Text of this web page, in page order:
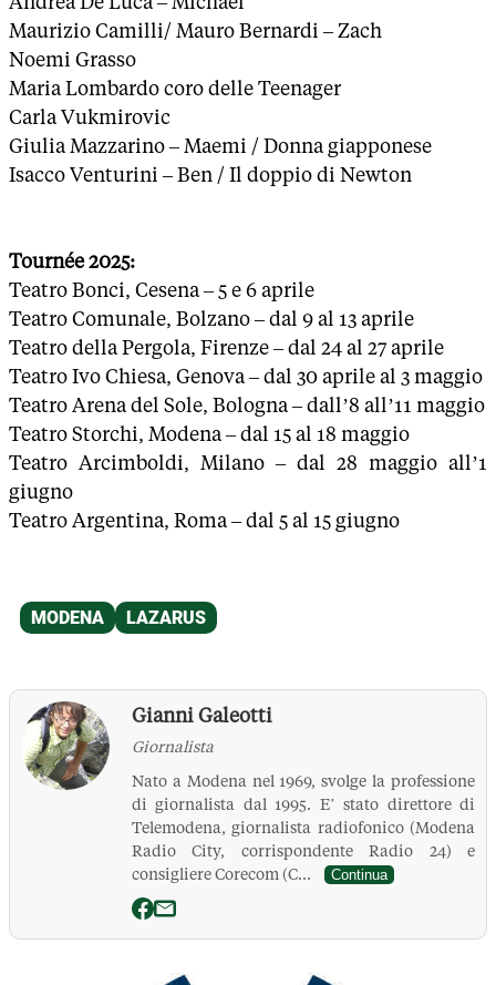
Maurizio Camilli/ Mauro Bernardi – Zach
Noemi Grasso
Maria Lombardo coro delle Teenager
Carla Vukmirovic
Giulia Mazzarino – Maemi / Donna giapponese
Isacco Venturini – Ben / Il doppio di Newton
Tournée 2025:
Teatro Bonci, Cesena – 5 e 6 aprile
Teatro Comunale, Bolzano – dal 9 al 13 aprile
Teatro della Pergola, Firenze – dal 24 al 27 aprile
Teatro Ivo Chiesa, Genova – dal 30 aprile al 3 maggio
Teatro Arena del Sole, Bologna – dall’8 all’11 maggio
Teatro Storchi, Modena – dal 15 al 18 maggio
Teatro Arcimboldi, Milano – dal 28 maggio all’1
giugno
Teatro Argentina, Roma – dal 5 al 15 giugno
Gianni Galeotti
Giornalista
Nato a Modena nel 1969, svolge la professione
di giornalista dal 1995. E’ stato direttore di
Telemodena, giornalista radiofonico (Modena
Radio City, corrispondente Radio 24) e
consigliere Corecom (C...
Continua